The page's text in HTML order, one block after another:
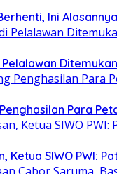
Ini Alasannya
Para
SIWO PWI: